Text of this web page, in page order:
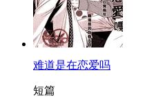
难道是在恋爱吗
短篇